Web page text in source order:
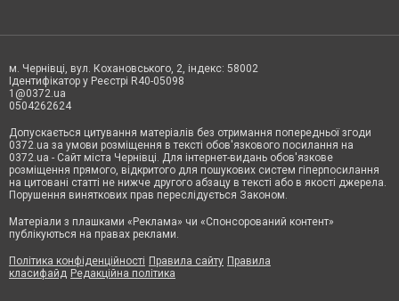
м. Чернівці, вул. Кохановського, 2, індекс: 58002
Ідентифікатор у Реєстрі R40-05098
1@0372.ua
0504262624
Допускається цитування матеріалів без отримання попередньої згоди
0372.ua за умови розміщення в тексті обов'язкового посилання на
0372.ua - Сайт міста Чернівці. Для інтернет-видань обов'язкове
розміщення прямого, відкритого для пошукових систем гіперпосилання
на цитовані статті не нижче другого абзацу в тексті або в якості джерела.
Порушення виняткових прав переслідується Законом.
Матеріали з плашками «Реклама» чи «Спонсорований контент»
публікуються на правах реклами.
Політика конфіденційності Правила сайту Правила
класифайд Редакційна політика